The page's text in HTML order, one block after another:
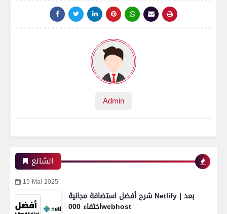
Admin
الشائع
15 Mai 2025
شرح أفضل استضافة مجانية Netlify | بعد
اختفاء 000webhost